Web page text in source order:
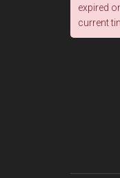
expired
current